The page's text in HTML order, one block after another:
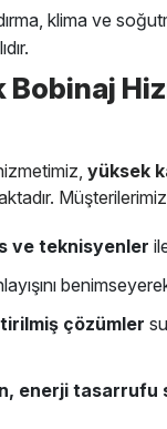
klima ve
yüksek
ve teknisyenler
çözümler
enerji tasarrufu